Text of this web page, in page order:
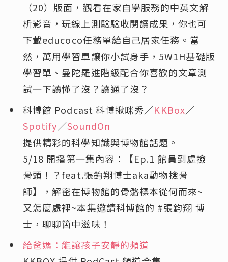
（20）版面，觀看在家自學服務的中英文解
析影音，玩線上測驗驗收閱讀成果，你也可
下載educoco任務單給自己居家任務。當
然，萬用學習單讓你小試身手，5W1H基礎版
學習單、曼陀羅進階級配合你喜歡的文章測
試一下讀懂了沒？讀通了沒？
科博館 Podcast 科博揪咪秀／KKBox／
Spotify／SoundOn
提供精彩的科學知識與博物館話題。
5/18 開播第一集內容：【Ep.1 館員到處撿
骨頭！？feat.張鈞翔博士aka動物撿骨
師】，解密在博物館的骨骼標本從何而來~
又怎麼處裡~本集邀請科博館的 #張鈞翔 博
士，聊聊箇中滋味！
給爸媽：能讓孩子安靜的頻道